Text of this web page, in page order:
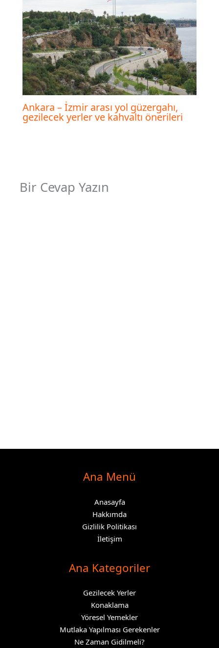
Ankara – İzmir arası yol güzergahı,
gezilecek yerler ve kahvaltı önerileri
Bir Cevap Yazın
Ana Menü
Anasayfa
Hakkımda
Gizlilik Politikası
İletişim
Ana Kategoriler
Gezilecek Yerler
Konaklama
Yöresel Yemekler
Mutlaka Yapılması Gerekenler
Ne Zaman Gidilmeli?